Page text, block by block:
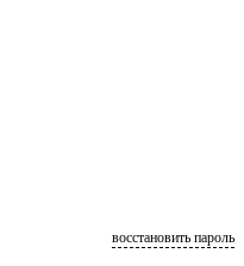
восстановить пароль